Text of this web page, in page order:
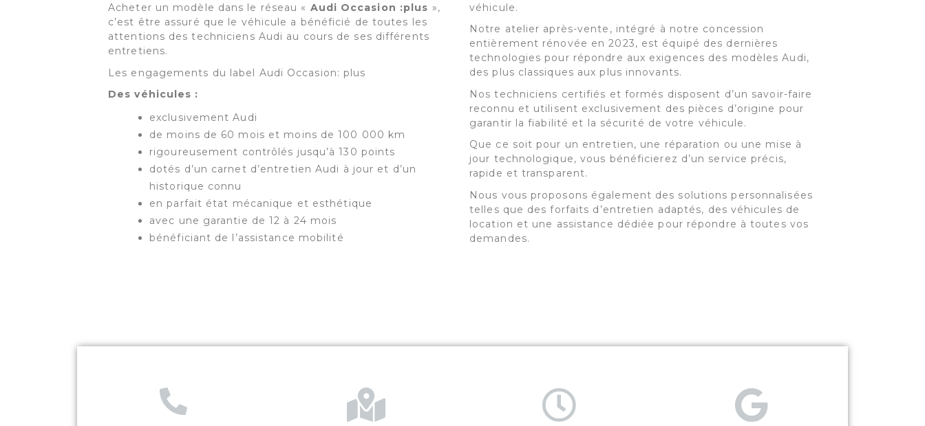
Acheter un modèle dans le réseau « Audi Occasion :plus »,
c’est être assuré que le véhicule a bénéficié de toutes les
attentions des techniciens Audi au cours de ses différents
entretiens.
Les engagements du label Audi Occasion: plus
Des véhicules :
exclusivement Audi
de moins de 60 mois et moins de 100 000 km
rigoureusement contrôlés jusqu’à 130 points
dotés d’un carnet d’entretien Audi à jour et d’un
historique connu
en parfait état mécanique et esthétique
avec une garantie de 12 à 24 mois
bénéficiant de l’assistance mobilité
véhicule.
Notre atelier après-vente, intégré à notre concession
entièrement rénovée en 2023, est équipé des dernières
technologies pour répondre aux exigences des modèles Audi,
des plus classiques aux plus innovants.
Nos techniciens certifiés et formés disposent d’un savoir-faire
reconnu et utilisent exclusivement des pièces d’origine pour
garantir la fiabilité et la sécurité de votre véhicule.
Que ce soit pour un entretien, une réparation ou une mise à
jour technologique, vous bénéficierez d’un service précis,
rapide et transparent.
Nous vous proposons également des solutions personnalisées
telles que des forfaits d’entretien adaptés, des véhicules de
location et une assistance dédiée pour répondre à toutes vos
demandes.